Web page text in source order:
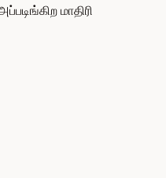
மாதிரி